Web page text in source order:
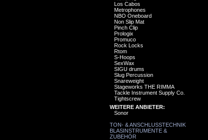
Los Cabos
Metrophones
NBO Oneboard
Non Slip Mat
Pinch Clip
Prologix
Promuco
Rock Locks
Rtom
S-Hoops
SexWax
SIGU drums
Slug Percussion
Snareweight
Stageworks THE RIMMA
Tackle Instrument Supply Co.
Tightscrew
WEITERE ANBIETER:
Sonor
TON- & ANSCHLUSSTECHNIK
BLASINSTRUMENTE &
ZUBEHÖR